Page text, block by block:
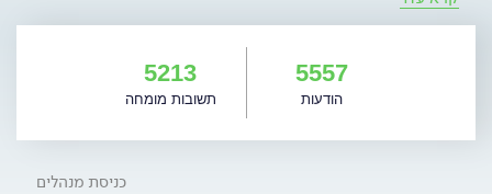
5557
הודעות
5213
תשובות מומחה
כניסת מנהלים